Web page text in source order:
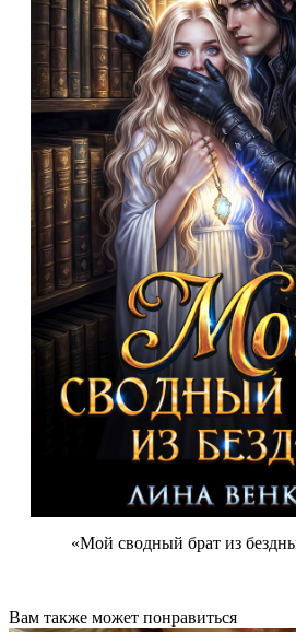
«Мой сводный брат из
Вам также может понравиться